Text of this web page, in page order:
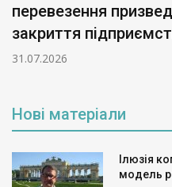
перевезення
закриття
31.07.2026
Нові матеріали
Ілюзія
модель